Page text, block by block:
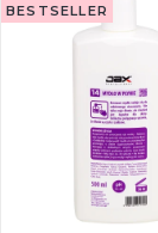
BESTSELLER